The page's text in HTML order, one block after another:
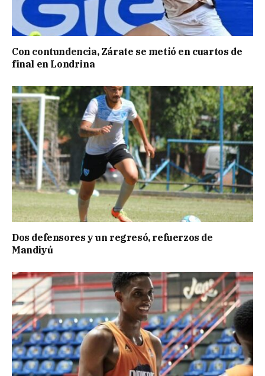
Con contundencia, Zárate se metió en cuartos de
final en Londrina
Dos defensores y un regresó, refuerzos de
Mandiyú